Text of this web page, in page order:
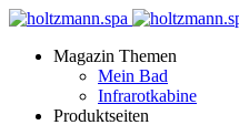
Magazin Themen
Mein Bad
Infrarotkabine
Produktseiten